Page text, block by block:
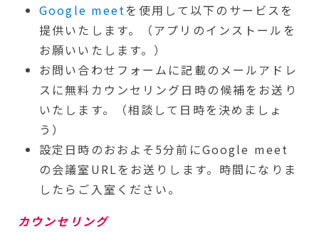
Google meet を使用して以下のサービスを
提供いたします。（アプリのインストールを
お願いいたします。）
お問い合わせフォームに記載のメールアドレ
スに無料カウンセリング日時の候補をお送り
いたします。（相談して日時を決めましょ
う）
設定日時のおおよそ5分前にGoogle meet
の会議室URLをお送りします。時間になりま
したらご入室ください。
カウンセリング